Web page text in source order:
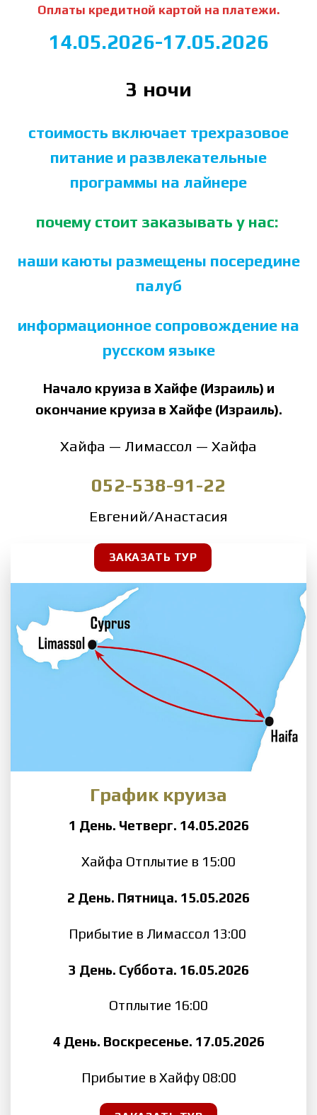
Оплаты кредитной картой на платежи.
14.05.2026-17.05.2026
3 ночи
стоимость включает трехразовое
питание и развлекательные
программы на лайнере
почему стоит заказывать у нас:
наши каюты размещены посередине
палуб
информационное сопровождение на
русском языке
Начало круиза в Хайфе (Израиль) и
окончание круиза в Хайфе (Израиль).
Хайфа — Лимассол — Хайфа
052-538-91-22
Евгений/Анастасия
ЗАКАЗАТЬ ТУР
График круиза
1 День. Четверг. 14.05.2026
Хайфа Отплытие в 15:00
2 День. Пятница. 15.05.2026
Прибытие в Лимассол 13:00
3 День. Суббота. 16.05.2026
Отплытие 16:00
4 День. Воскресенье. 17.05.2026
Прибытие в Хайфу 08:00